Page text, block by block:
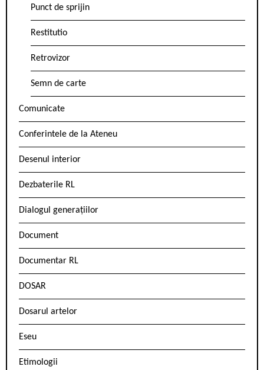
Punct de sprijin
Restitutio
Retrovizor
Semn de carte
Comunicate
Conferintele de la Ateneu
Desenul interior
Dezbaterile RL
Dialogul generațiilor
Document
Documentar RL
DOSAR
Dosarul artelor
Eseu
Etimologii